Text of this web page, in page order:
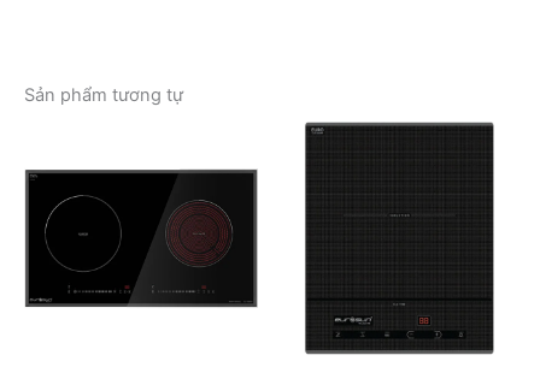
Sản phẩm tương tự